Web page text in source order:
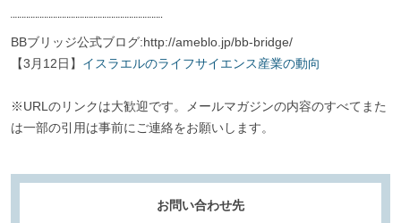
¨¨¨¨¨¨¨¨¨¨¨¨¨¨¨¨¨¨¨¨¨¨¨¨¨¨¨¨¨¨¨¨¨¨
BBブリッジ公式ブログ:http://ameblo.jp/bb-bridge/
【3月12日】 イスラエルのライフサイエンス産業の動向
※URLのリンクは大歓迎です。メールマガジンの内容のすべてまた
は一部の引用は事前にご連絡をお願いします。
お問い合わせ先